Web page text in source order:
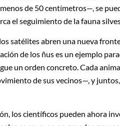
de 50 centímetros—, se
el seguimiento de la fauna
satélites abren una nueva
de los ñus es un ejemplo
un orden concreto. Cada
de sus vecinos—, y
los científicos pueden ahora